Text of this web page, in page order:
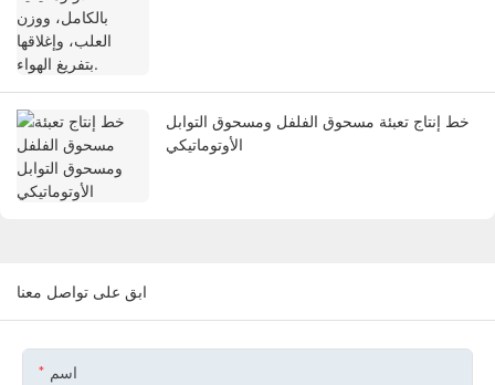
خط إنتاج تعبئة مسحوق الفلفل ومسحوق التوابل
الأوتوماتيكي
ابق على تواصل معنا
اسم